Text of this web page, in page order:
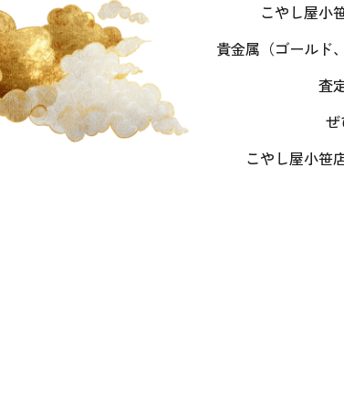
こやし屋小
貴金属（ゴールド
査
ぜ
こやし屋小笹